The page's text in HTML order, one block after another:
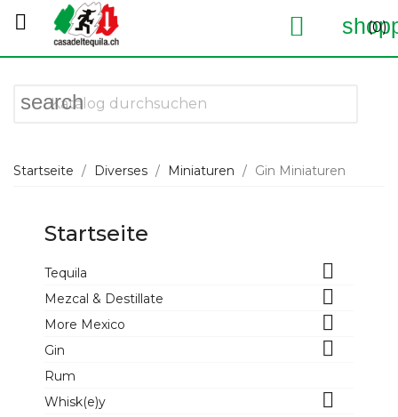
 (0)

search
Startseite Diverses Miniaturen Gin Miniaturen
Startseite
Tequila 
Mezcal & Destillate 
More Mexico 
Gin 
Rum
Whisk(e)y
